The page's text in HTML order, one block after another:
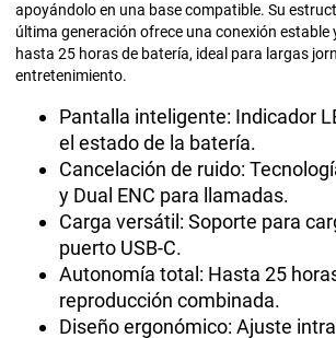
apoyándolo en una base compatible. Su
última generación ofrece una conexión estable
hasta 25 horas de batería, ideal para largas
entretenimiento.
Pantalla inteligente: Indicador
el estado de la batería.
Cancelación de ruido:
y Dual ENC para llamadas.
Carga versátil: Soporte para
puerto USB-C.
Autonomía total: Hasta 25
reproducción combinada.
Diseño ergonómico: Ajuste